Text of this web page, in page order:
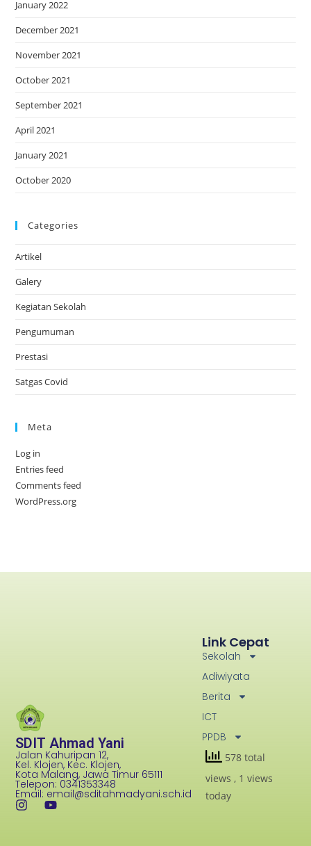
January 2022
December 2021
November 2021
October 2021
September 2021
April 2021
January 2021
October 2020
Categories
Artikel
Galery
Kegiatan Sekolah
Pengumuman
Prestasi
Satgas Covid
Meta
Log in
Entries feed
Comments feed
WordPress.org
SDIT Ahmad Yani
Jalan Kahuripan 12,
Kel. Klojen, Kec. Klojen,
Kota Malang, Jawa Timur 65111
Telepon: 0341353348
Email: email@sditahmadyani.sch.id
Link Cepat
Sekolah
Adiwiyata
Berita
ICT
PPDB
578 total
views , 1 views
today